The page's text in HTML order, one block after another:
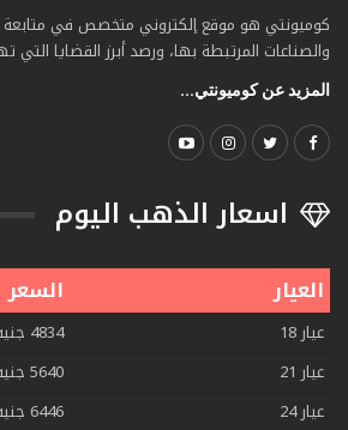
كوميونتي هو موقع إلكتروني متخصص في متابعة
والصناعات المرتبطة بها، ورصد أبرز القضايا التي
المزيد عن كوميونتي...
اسعار الذهب اليوم
العيار السعر
عيار 18
4834 جنيه
عيار 21
5640 جنيه
عيار 24
6446 جنيه